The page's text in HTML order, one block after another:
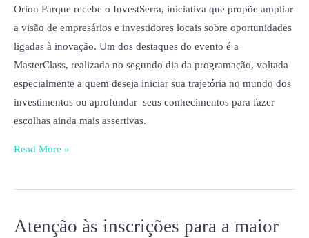
Orion Parque recebe o InvestSerra, iniciativa que propõe ampliar
a visão de empresários e investidores locais sobre oportunidades
ligadas à inovação. Um dos destaques do evento é a
MasterClass, realizada no segundo dia da programação, voltada
especialmente a quem deseja iniciar sua trajetória no mundo dos
investimentos ou aprofundar seus conhecimentos para fazer
escolhas ainda mais assertivas.
da
Serra
Read More »
Atenção às inscrições para a maior
Atenção